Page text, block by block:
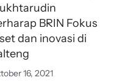
BRIN Fokus
dan inovasi di
16, 2021